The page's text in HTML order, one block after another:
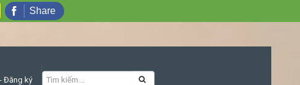
Đăng ký
Share